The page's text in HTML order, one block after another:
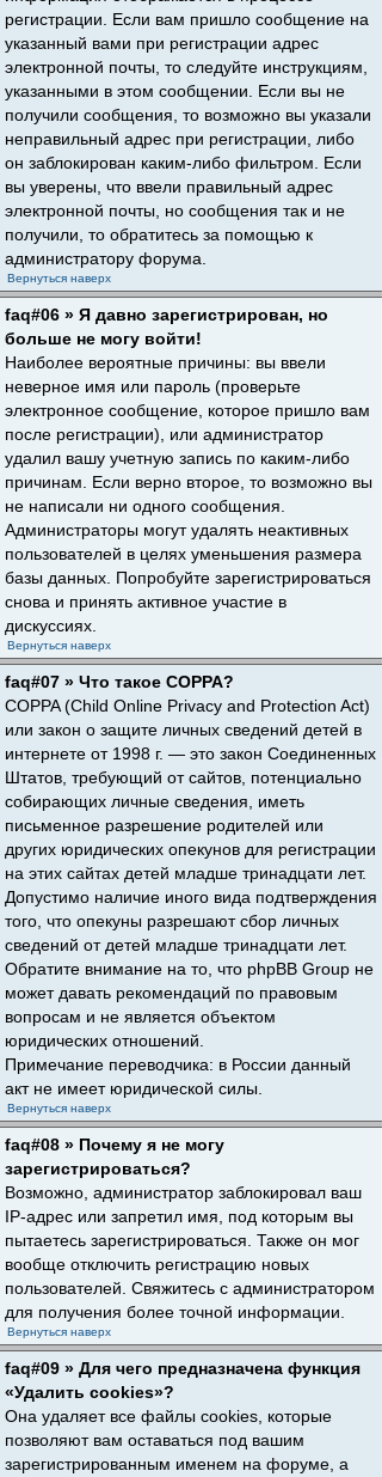
регистрации. Если вам пришло сообщение на
указанный вами при регистрации адрес
электронной почты, то следуйте инструкциям,
указанными в этом сообщении. Если вы не
получили сообщения, то возможно вы указали
неправильный адрес при регистрации, либо
он заблокирован каким-либо фильтром. Если
вы уверены, что ввели правильный адрес
электронной почты, но сообщения так и не
получили, то обратитесь за помощью к
администратору форума.
Вернуться наверх
faq#06 » Я давно зарегистрирован, но
больше не могу войти!
Наиболее вероятные причины: вы ввели
неверное имя или пароль (проверьте
электронное сообщение, которое пришло вам
после регистрации), или администратор
удалил вашу учетную запись по каким-либо
причинам. Если верно второе, то возможно вы
не написали ни одного сообщения.
Администраторы могут удалять неактивных
пользователей в целях уменьшения размера
базы данных. Попробуйте зарегистрироваться
снова и принять активное участие в
дискуссиях.
Вернуться наверх
faq#07 » Что такое COPPA?
COPPA (Child Online Privacy and Protection Act)
или закон о защите личных сведений детей в
интернете от 1998 г. — это закон Соединенных
Штатов, требующий от сайтов, потенциально
собирающих личные сведения, иметь
письменное разрешение родителей или
других юридических опекунов для регистрации
на этих сайтах детей младше тринадцати лет.
Допустимо наличие иного вида подтверждения
того, что опекуны разрешают сбор личных
сведений от детей младше тринадцати лет.
Обратите внимание на то, что phpBB Group не
может давать рекомендаций по правовым
вопросам и не является объектом
юридических отношений.
Примечание переводчика: в России данный
акт не имеет юридической силы.
Вернуться наверх
faq#08 » Почему я не могу
зарегистрироваться?
Возможно, администратор заблокировал ваш
IP-адрес или запретил имя, под которым вы
пытаетесь зарегистрироваться. Также он мог
вообще отключить регистрацию новых
пользователей. Свяжитесь с администратором
для получения более точной информации.
Вернуться наверх
faq#09 » Для чего предназначена функция
«Удалить cookies»?
Она удаляет все файлы cookies, которые
позволяют вам оставаться под вашим
зарегистрированным именем на форуме, а